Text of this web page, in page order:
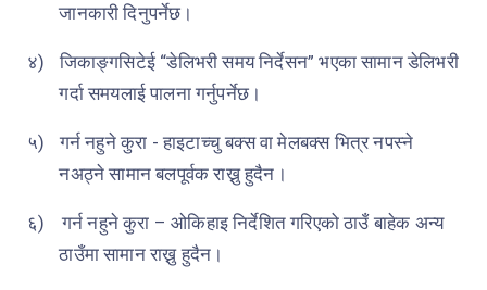
जानकारी दिनुपर्नेछ।
४)
जिकाङ्गसिटेई “डेलिभरी समय निर्देसन” भएका सामान डेलिभरी
गर्दा समयलाई पालना गर्नुपर्नेछ।
५)
गर्न नहुने कुरा - हाइटाच्चु बक्स वा मेलबक्स भित्र नपस्ने
नअठ्ने सामान बलपूर्वक राख्नु हुदैन।
६)
गर्न नहुने कुरा – ओकिहाइ निर्देशित गरिएको ठाउँ बाहेक अन्य
ठाउँमा सामान राख्नु हुदैन।